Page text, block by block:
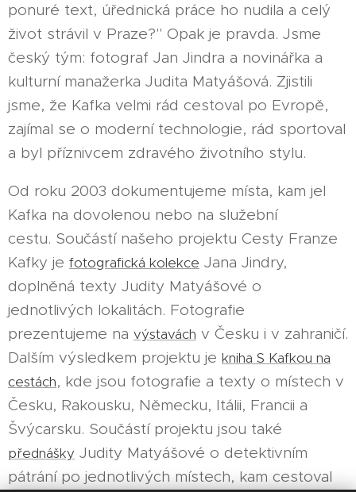
ponuré text, úřednická práce ho nudila a celý
život strávil v Praze?" Opak je pravda. Jsme
český tým: fotograf Jan Jindra a novinářka a
kulturní manažerka Judita Matyášová. Zjistili
jsme, že Kafka velmi rád cestoval po Evropě,
zajímal se o moderní technologie, rád sportoval
a byl příznivcem zdravého životního stylu.
Od roku 2003 dokumentujeme místa, kam jel
Kafka na dovolenou nebo na služební
cestu. Součástí našeho projektu Cesty Franze
Kafky je fotografická kolekce Jana Jindry,
doplněná texty Judity Matyášové o
jednotlivých lokalitách. Fotografie
prezentujeme na výstavách v Česku i v zahraničí.
Dalším výsledkem projektu je kniha S Kafkou na
cestách, kde jsou fotografie a texty o místech v
Česku, Rakousku, Německu, Itálii, Francii a
Švýcarsku. Součástí projektu jsou také
přednášky Judity Matyášové o detektivním
pátrání po jednotlivých místech, kam cestoval